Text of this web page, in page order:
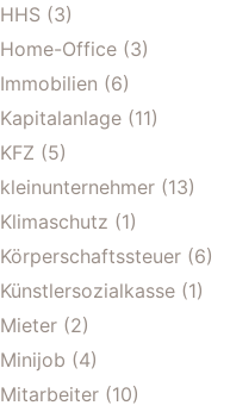
HHS (3)
Home-Office (3)
Immobilien (6)
Kapitalanlage (11)
KFZ (5)
kleinunternehmer (13)
Klimaschutz (1)
Körperschaftssteuer (6)
Künstlersozialkasse (1)
Mieter (2)
Minijob (4)
Mitarbeiter (10)